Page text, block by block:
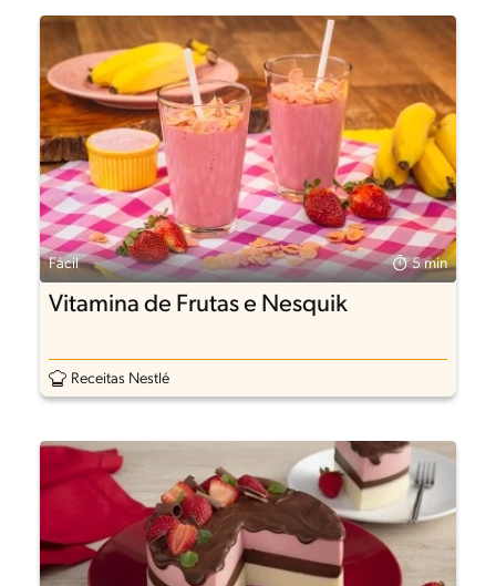
Fácil 5 min
Vitamina de Frutas e Nesquik
Receitas Nestlé